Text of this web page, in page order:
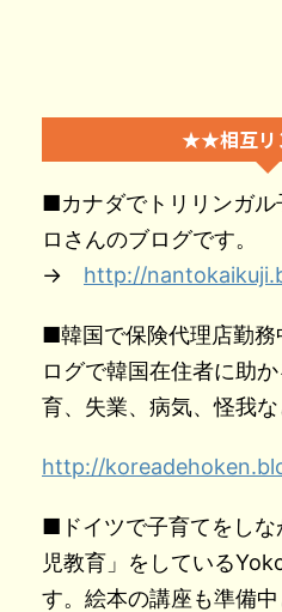
★★相互
■カナダでトリリンガル
ロさんのブログです。
→ http://
■韓国で保険代理店勤
ログで韓国在住者に助
育、失業、病気、怪我な
http://
■ドイツで子育てをしな
児教育」をしている
す。絵本の講座も準備